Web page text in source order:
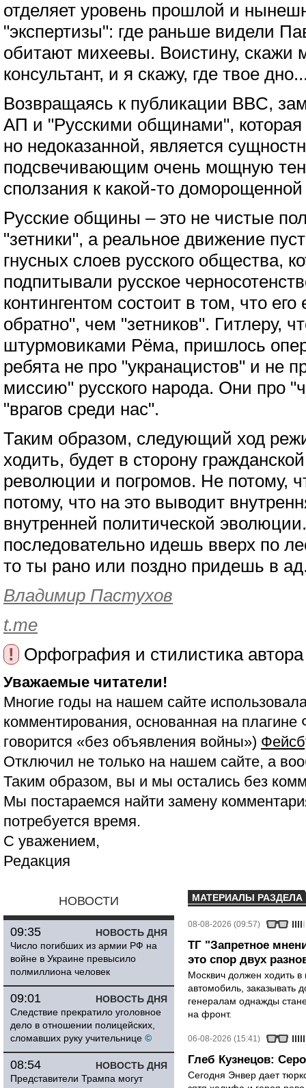
отделяет уровень прошлой и
"экспертизы": где раньше видели
обитают михеевы. Воистину, скажи
консультант, и я скажу, где твое
Возвращаясь к публикации BBC,
АП и "Русскими общинами",
но недоказанной, является
подсвечивающим очень мощную
сползания к какой-то
Русские общины – это не чистые
"зетники", а реальное движение
гнусных слоев русского общества,
подпитывали русское
контингентом состоит в том, что
обратно", чем "зетников". Гитлеру,
штурмовиками Рёма, пришлось
ребята не про "укранацистов" и не
миссию" русского народа. Они про
"врагов среди нас".
Таким образом, следующий ход
ходить, будет в сторону
революции и погромов. Не потому,
потому, что на это выводит
внутренней политической
последовательно идешь вверх по
то ты рано или поздно придешь в
Владимир Пастухов
t.me
!
Орфография и стилистика
Уважаемые читатели!
Многие годы на нашем сайте
комментирования, основанная на
говорится «без объявления войны»)
Отключил не только на нашем сайте, а
Таким образом, вы и мы остались без
Мы постараемся найти замену
потребуется время.
С уважением,
Редакция
НОВОСТИ
НОВОСТЬ ДНЯ
09:35
Число погибших из армии РФ на
войне в Украине превысило
полмиллиона человек
НОВОСТЬ ДНЯ
09:01
Следствие прекратило уголовное
дело в отношении полицейских,
сломавших руку учительнице ©
НОВОСТЬ ДНЯ
08:54
Представители Трампа могут
МАТЕРИАЛЫ РАЗДЕЛА
08-08-2026 (09:57)
ТГ "Запретное
это спор двух
Москвич должен ходить в
автомобиль, заказывать
генералам однажды
на фронт.
06-08-2026 (15:41)
Глеб Кузнецов:
Сегодня Энвер дает